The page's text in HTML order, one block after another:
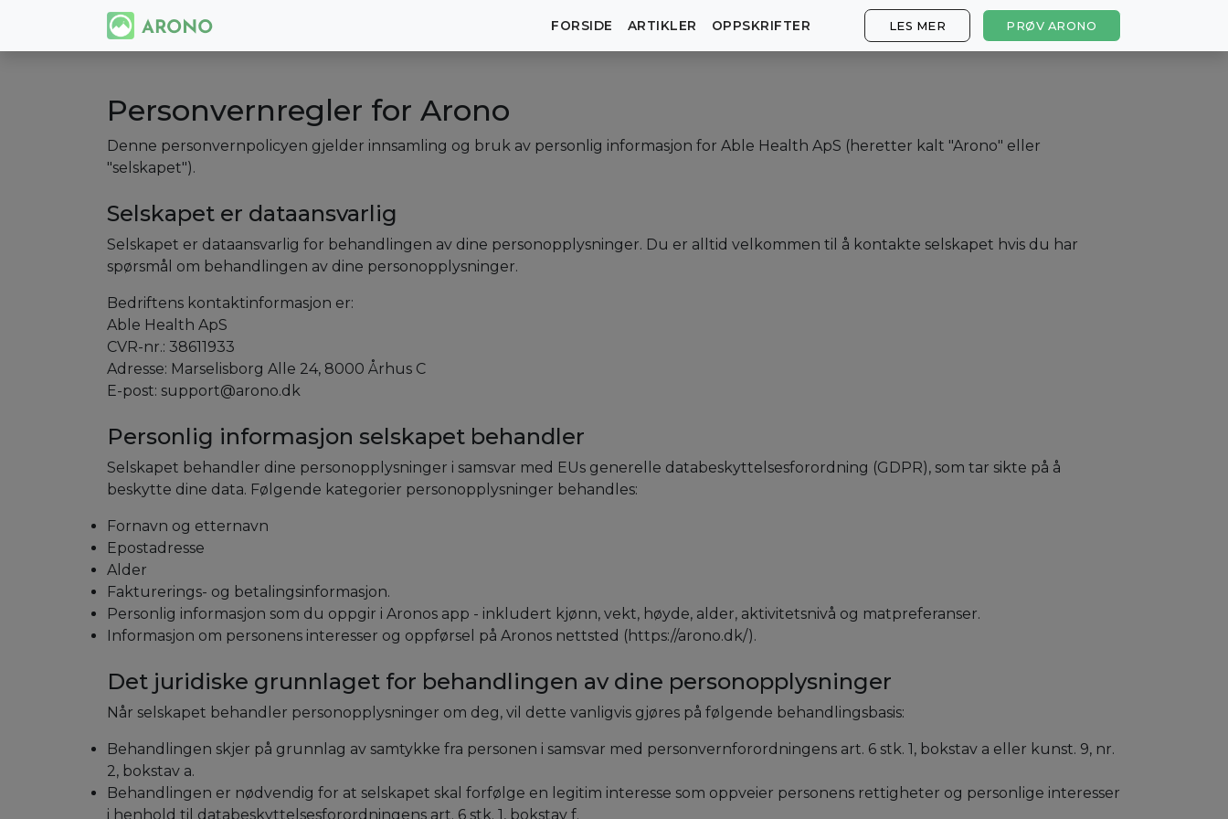
FORSIDE ARTIKLER OPPSKRIFTER LES MER PRØV ARONO
Personvernregler for Arono
Denne personvernpolicyen gjelder innsamling og bruk av personlig informasjon for Able Health ApS (heretter kalt "Arono" eller
"selskapet").
Selskapet er dataansvarlig
Selskapet er dataansvarlig for behandlingen av dine personopplysninger. Du er alltid velkommen til å kontakte selskapet hvis du har
spørsmål om behandlingen av dine personopplysninger.
Bedriftens kontaktinformasjon er:
Able Health ApS
CVR-nr.: 38611933
Adresse: Marselisborg Alle 24, 8000 Århus C
E-post: support@arono.dk
Personlig informasjon selskapet behandler
Selskapet behandler dine personopplysninger i samsvar med EUs generelle databeskyttelsesforordning (GDPR), som tar sikte på å
beskytte dine data. Følgende kategorier personopplysninger behandles:
Fornavn og etternavn
Epostadresse
Alder
Fakturerings- og betalingsinformasjon.
Personlig informasjon som du oppgir i Aronos app - inkludert kjønn, vekt, høyde, alder, aktivitetsnivå og matpreferanser.
Informasjon om personens interesser og oppførsel på Aronos nettsted (https://arono.dk/).
Det juridiske grunnlaget for behandlingen av dine personopplysninger
Når selskapet behandler personopplysninger om deg, vil dette vanligvis gjøres på følgende behandlingsbasis:
Behandlingen skjer på grunnlag av samtykke fra personen i samsvar med personvernforordningens art. 6 stk. 1, bokstav a eller kunst. 9, nr.
2, bokstav a.
Behandlingen er nødvendig for at selskapet skal forfølge en legitim interesse som oppveier personens rettigheter og personlige interesser
i henhold til databeskyttelsesforordningens art. 6 stk. 1, bokstav f.